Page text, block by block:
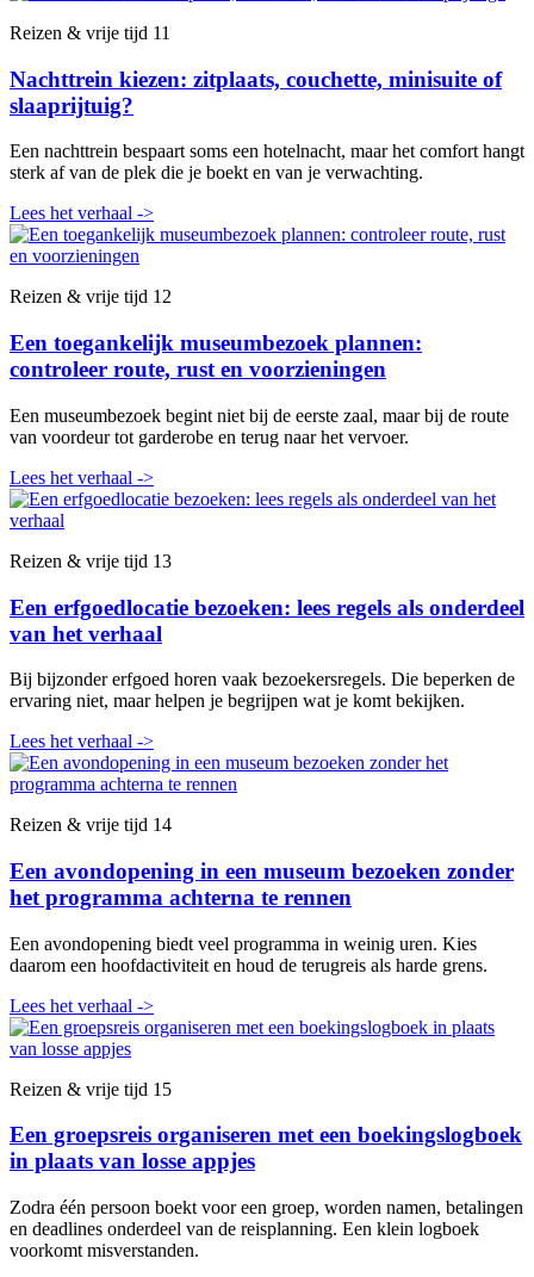
Reizen & vrije tijd 11
Nachttrein kiezen: zitplaats, couchette, minisuite of
slaaprijtuig?
Een nachttrein bespaart soms een hotelnacht, maar het comfort hangt
sterk af van de plek die je boekt en van je verwachting.
Lees het verhaal ->
Reizen & vrije tijd 12
Een toegankelijk museumbezoek plannen:
controleer route, rust en voorzieningen
Een museumbezoek begint niet bij de eerste zaal, maar bij de route
van voordeur tot garderobe en terug naar het vervoer.
Lees het verhaal ->
Reizen & vrije tijd 13
Een erfgoedlocatie bezoeken: lees regels als onderdeel
van het verhaal
Bij bijzonder erfgoed horen vaak bezoekersregels. Die beperken de
ervaring niet, maar helpen je begrijpen wat je komt bekijken.
Lees het verhaal ->
Reizen & vrije tijd 14
Een avondopening in een museum bezoeken zonder
het programma achterna te rennen
Een avondopening biedt veel programma in weinig uren. Kies
daarom een hoofdactiviteit en houd de terugreis als harde grens.
Lees het verhaal ->
Reizen & vrije tijd 15
Een groepsreis organiseren met een boekingslogboek
in plaats van losse appjes
Zodra één persoon boekt voor een groep, worden namen, betalingen
en deadlines onderdeel van de reisplanning. Een klein logboek
voorkomt misverstanden.